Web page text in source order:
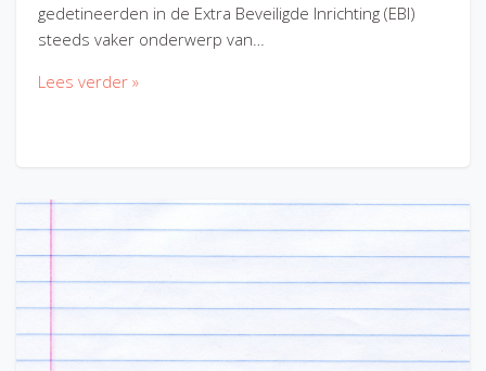
gedetineerden in de Extra Beveiligde Inrichting (EBI)
steeds vaker onderwerp van…
Lees verder »